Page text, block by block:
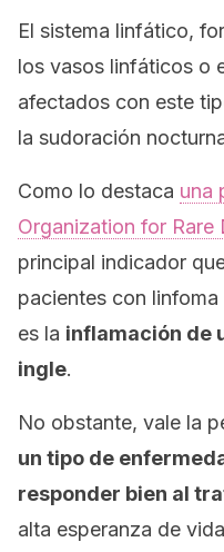
El sistema linfático,
los vasos linfáticos o
afectados con este
la sudoración
Como lo destaca una
Organization for Rare
principal indicador
pacientes con
es la inflamación de
ingle.
No obstante, vale la
un tipo de
responder bien al
alta esperanza de